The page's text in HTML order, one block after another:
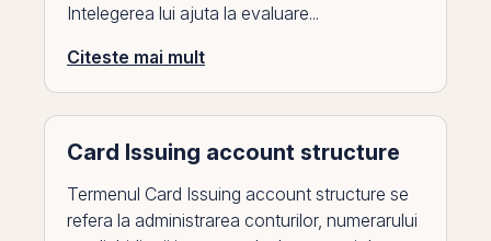
Intelegerea lui ajuta la evaluare...
Citeste mai mult
Card Issuing account structure
Termenul Card Issuing account structure se
refera la administrarea conturilor, numerarului